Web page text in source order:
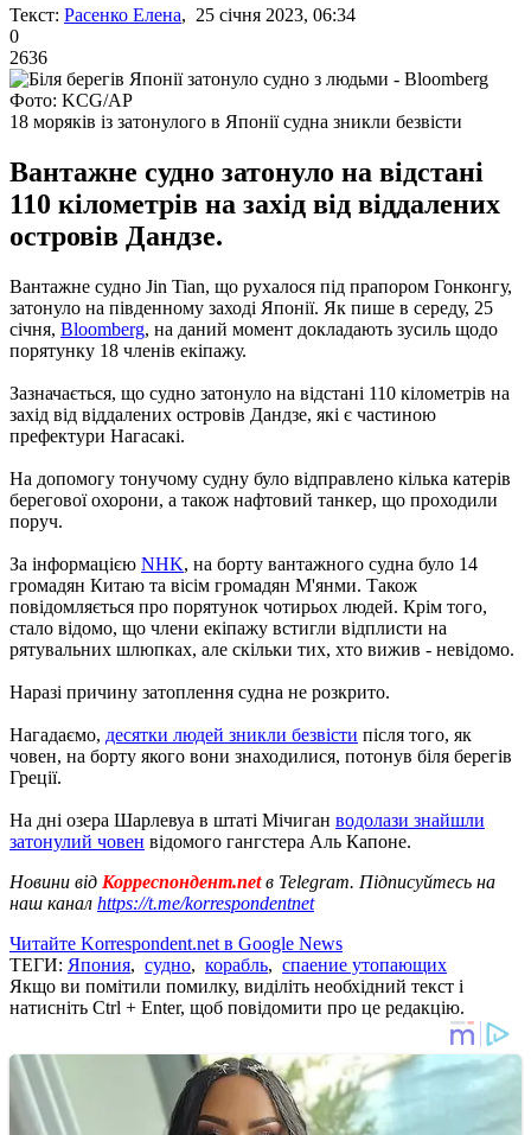
Текст: Расенко Елена, 25 січня 2023, 06:34
0
2636
Фото: KCG/AP
18 моряків із затонулого в Японії судна зникли безвісти
Вантажне судно затонуло на відстані
110 кілометрів на захід від віддалених
островів Дандзе.
Вантажне судно Jin Tian, що рухалося під прапором Гонконгу,
затонуло на південному заході Японії. Як пише в середу, 25
січня, Bloomberg, на даний момент докладають зусиль щодо
порятунку 18 членів екіпажу.
Зазначається, що судно затонуло на відстані 110 кілометрів на
захід від віддалених островів Дандзе, які є частиною
префектури Нагасакі.
На допомогу тонучому судну було відправлено кілька катерів
берегової охорони, а також нафтовий танкер, що проходили
поруч.
За інформацією NHK, на борту вантажного судна було 14
громадян Китаю та вісім громадян М'янми. Також
повідомляється про порятунок чотирьох людей. Крім того,
стало відомо, що члени екіпажу встигли відплисти на
рятувальних шлюпках, але скільки тих, хто вижив - невідомо.
Наразі причину затоплення судна не розкрито.
Нагадаємо, десятки людей зникли безвісти після того, як
човен, на борту якого вони знаходилися, потонув біля берегів
Греції.
На дні озера Шарлевуа в штаті Мічиган водолази знайшли
затонулий човен відомого гангстера Аль Капоне.
Новини від Корреспондент.netв Telegram. Підписуйтесь на
наш канал https://t.me/korrespondentnet
Читайте Korrespondent.net в Google News
ТЕГИ: Япония, судно, корабль, спаение утопающих
Якщо ви помітили помилку, виділіть необхідний текст і
натисніть Ctrl + Enter, щоб повідомити про це редакцію.